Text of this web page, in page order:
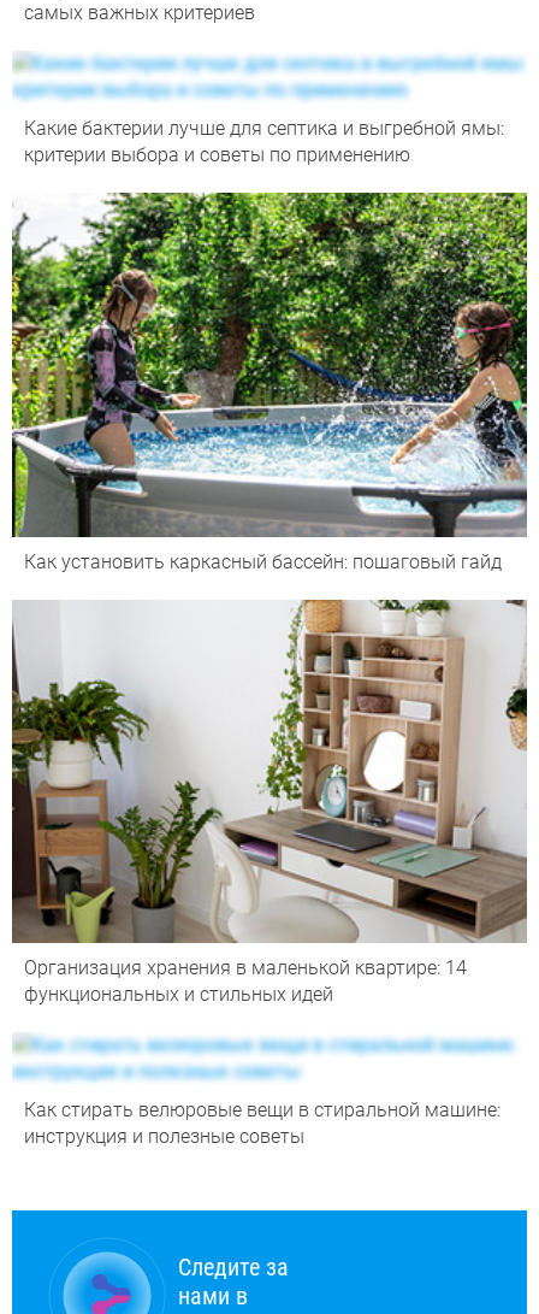
самых важных критериев
Какие бактерии лучше для септика и выгребной ямы:
критерии выбора и советы по применению
Как установить каркасный бассейн: пошаговый гайд
Организация хранения в маленькой квартире: 14
функциональных и стильных идей
Как стирать велюровые вещи в стиральной машине:
инструкция и полезные советы
Следите за
нами в